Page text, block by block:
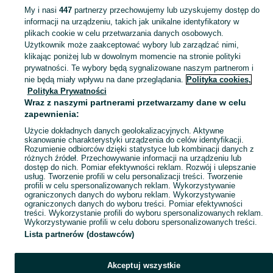
KATEGORIA
Szeroki wybór telewizorów Konin ▶️ OLED, QLED, LCD różnych rozmiarów ✅ Nowe i używane w dobrych cenach ☝ Sprawdź ogłoszenia online na OLX.pl! Zobacz
Mapa kategorii
Mapa miejscowości
Mapa ministron
Popularne wyszukiwania
My i nasi 447partnerzy przechowujemy lub uzyskujemy dostęp do
informacji na urządzeniu, takich jak unikalne identyfikatory w
plikach cookie w celu przetwarzania danych osobowych.
Użytkownik może zaakceptować wybory lub zarządzać nimi,
klikając poniżej lub w dowolnym momencie na stronie polityki
prywatności. Te wybory będą sygnalizowane naszym partnerom i
nie będą miały wpływu na dane przeglądania. Polityka cookies,
Polityka Prywatności
Wraz z naszymi partnerami przetwarzamy dane w celu
zapewnienia:
Użycie dokładnych danych geolokalizacyjnych. Aktywne
skanowanie charakterystyki urządzenia do celów identyfikacji.
Rozumienie odbiorców dzięki statystyce lub kombinacji danych z
różnych źródeł. Przechowywanie informacji na urządzeniu lub
dostęp do nich. Pomiar efektywności reklam. Rozwój i ulepszanie
usług. Tworzenie profili w celu personalizacji treści. Tworzenie
profili w celu spersonalizowanych reklam. Wykorzystywanie
ograniczonych danych do wyboru reklam. Wykorzystywanie
ograniczonych danych do wyboru treści. Pomiar efektywności
treści. Wykorzystanie profili do wyboru spersonalizowanych reklam.
Wykorzystywanie profili w celu doboru spersonalizowanych treści.
Lista partnerów (dostawców)
Akceptuj wszystkie